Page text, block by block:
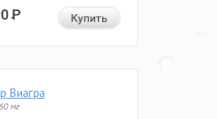
Р Купить
Виагра
мг